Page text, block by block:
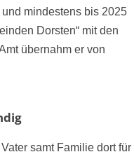
mindestens bis 2025
Dorsten“ mit den
übernahm er von
samt Familie dort für